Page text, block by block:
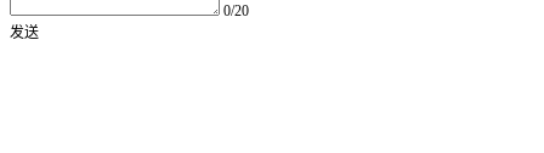
0/20
发送